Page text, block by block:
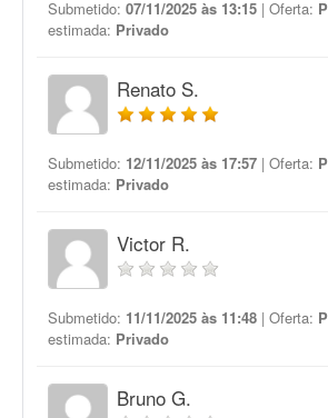
Submetido: 07/11/2025 às 13:15 | Oferta:
estimada: Privado
Renato S.
Submetido: 12/11/2025 às 17:57 | Oferta:
estimada: Privado
Victor R.
Submetido: 11/11/2025 às 11:48 | Oferta:
estimada: Privado
Bruno G.